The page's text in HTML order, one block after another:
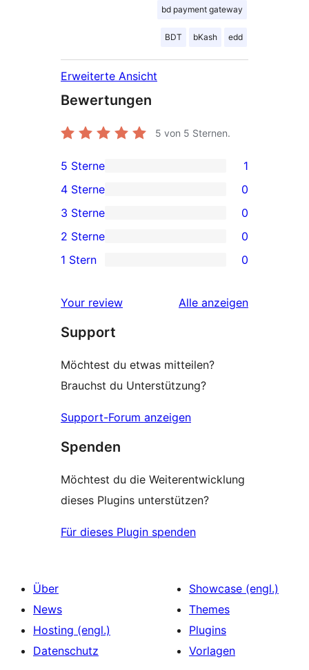
bd payment gateway
BDT bKash edd
Erweiterte Ansicht
Bewertungen
5 von 5 Sternen.
1 5-
Sterne-
Rezension
5 Sterne 1
0 4-
Sterne-
Rezensionen
4 Sterne 0
0 3-
Sterne-
Rezensionen
3 Sterne 0
0 2-
Sterne-
2 Sterne 0
0 1-
Rezensionen
1 Stern 0
Your review Alle Rezensionen
anzeigen
Support
Möchtest du etwas mitteilen?
Brauchst du Unterstützung?
Support-Forum anzeigen
Spenden
Möchtest du die Weiterentwicklung
dieses Plugins unterstützen?
Für dieses Plugin spenden
Über
News
Hosting (engl.)
Datenschutz
Showcase (engl.)
Themes
Plugins
Vorlagen